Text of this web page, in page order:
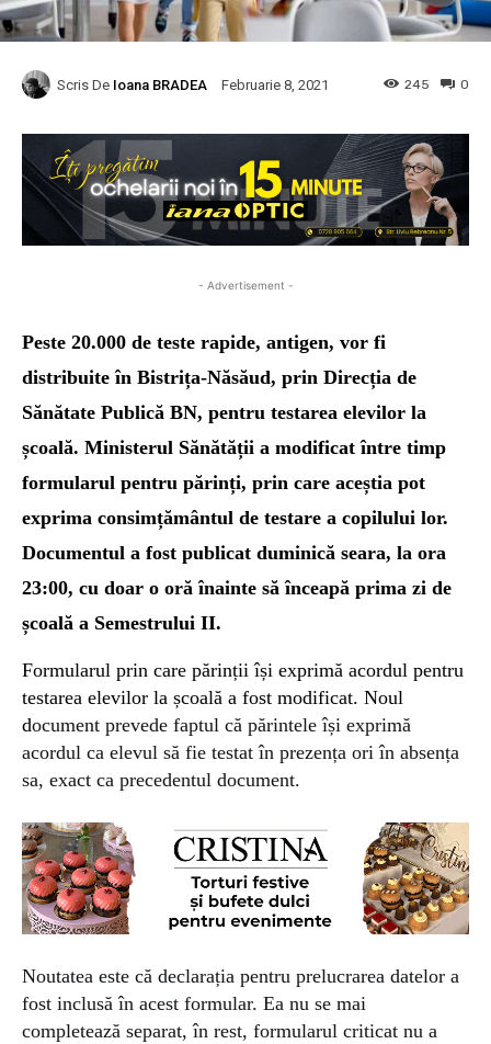
Scris De Ioana BRADEA Februarie 8, 2021 0
245
- Advertisement -
Peste 20.000 de teste rapide, antigen, vor fi
distribuite în Bistrița-Năsăud, prin Direcția de
Sănătate Publică BN, pentru testarea elevilor la
școală. Ministerul Sănătății a modificat între timp
formularul pentru părinți, prin care aceștia pot
exprima consimțământul de testare a copilului lor.
Documentul a fost publicat duminică seara, la ora
23:00, cu doar o oră înainte să înceapă prima zi de
școală a Semestrului II.
Formularul prin care părinții își exprimă acordul pentru
testarea elevilor la școală a fost modificat. Noul
document prevede faptul că părintele își exprimă
acordul ca elevul să fie testat în prezența ori în absența
sa, exact ca precedentul document.
Noutatea este că declarația pentru prelucrarea datelor a
fost inclusă în acest formular. Ea nu se mai
completează separat, în rest, formularul criticat nu a